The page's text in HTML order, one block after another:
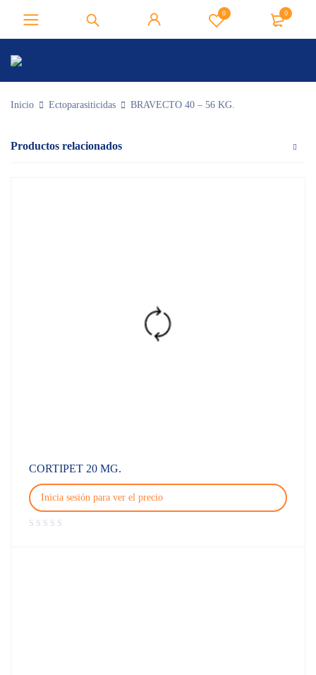
0 0
Inicio Ectoparasiticidas BRAVECTO 40 – 56 KG.
Productos relacionados
CORTIPET 20 MG.
Inicia sesión para ver el precio